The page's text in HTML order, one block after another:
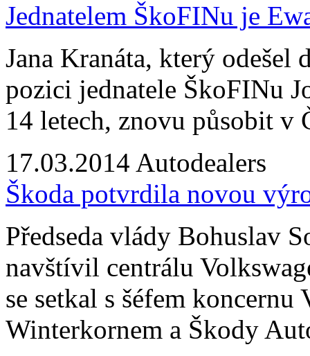
Jednatelem ŠkoFINu je
Jana Kranáta, který odešel
pozici jednatele ŠkoFINu
14 letech, znovu působit v
17.03.2014 Autodealers
Škoda potvrdila novou
Předseda vlády Bohuslav
navštívil centrálu
se setkal s šéfem
Winterkornem a Škody